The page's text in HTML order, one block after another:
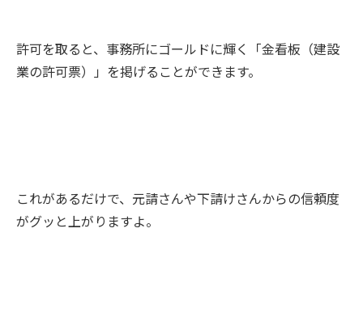
許可を取ると、事務所にゴールドに輝く「金看板（建設
業の許可票）」を掲げることができます。
これがあるだけで、元請さんや下請けさんからの信頼度
がグッと上がりますよ。